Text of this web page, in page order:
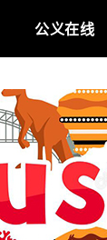
公义在线